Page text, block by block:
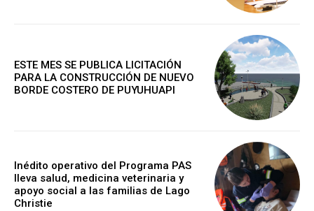
ESTE MES SE PUBLICA LICITACIÓN
PARA LA CONSTRUCCIÓN DE NUEVO
BORDE COSTERO DE PUYUHUAPI
Inédito operativo del Programa PAS
lleva salud, medicina veterinaria y
apoyo social a las familias de Lago
Christie